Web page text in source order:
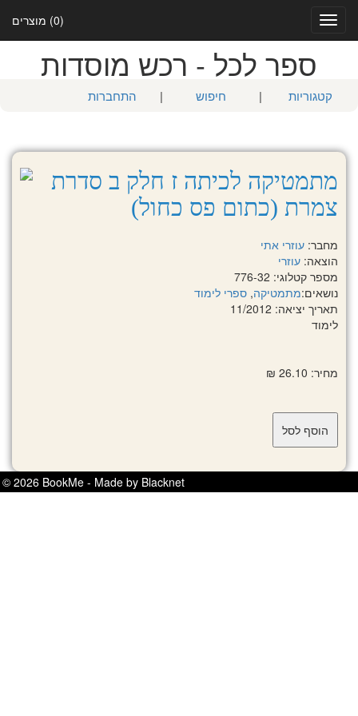
(0) מוצרים
Toggle
navigation
ספר לכל - רכש מוסדות
קטגוריות | חיפוש | התחברות
מתמטיקה לכיתה ז חלק ב סדרת
צמרת (כתום פס כחול)
מחבר: עוזרי אתי
הוצאה: עוזרי
מספר קטלוגי: 776-32
נושאים:מתמטיקה, ספרי לימוד
תאריך יציאה: 11/2012
לימוד
מחיר: 26.10 ₪
© 2026 BookMe - Made by Blacknet